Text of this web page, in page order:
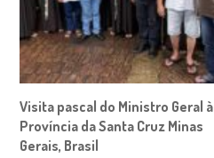
Visita pascal do Ministro Geral à
Província da Santa Cruz Minas
Gerais, Brasil